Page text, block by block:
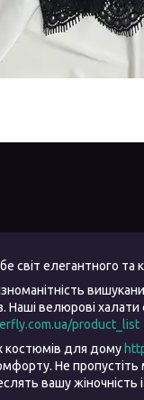
світ елегантного
Наші велюрові
product_list
костюмів для дому
Не
вашу